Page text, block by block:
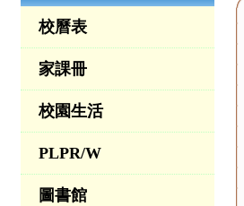
校曆表
家課冊
校園生活
PLPR/W
圖書館